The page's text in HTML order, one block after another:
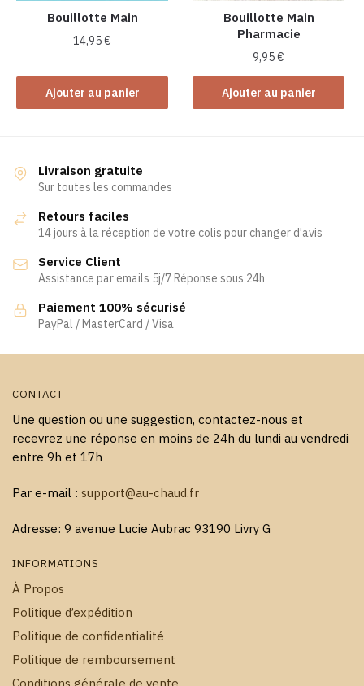
Bouillotte Main
14,95€
Ajouter au panier
Bouillotte Main
Pharmacie
9,95€
Ajouter au panier
Livraison gratuite
Sur toutes les commandes
Retours faciles
14 jours à la réception de votre colis pour changer d'avis
Service Client
Assistance par emails 5j/7 Réponse sous 24h
Paiement 100% sécurisé
PayPal / MasterCard / Visa
CONTACT
Une question ou une suggestion, contactez-nous et
recevrez une réponse en moins de 24h du lundi au vendredi
entre 9h et 17h
Par e-mail : support@au-chaud.fr
Adresse: 9 avenue Lucie Aubrac 93190 Livry G
INFORMATIONS
À Propos
Politique d’expédition
Politique de confidentialité
Politique de remboursement
Conditions générale de vente